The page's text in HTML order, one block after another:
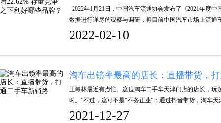
2022年1月21日，中国汽车流通协会发布了《2021年度
数据进行详尽的观察与调研，将目前中国汽车市场上流
2022-02-10
淘车出镜率最高的店长：直播带货，
王瀚林最近有点忙。这位淘车二手车天津门店的店长，
时。”不过，这可不是“不务正业”：通过抖音带货，淘车
2021-12-27